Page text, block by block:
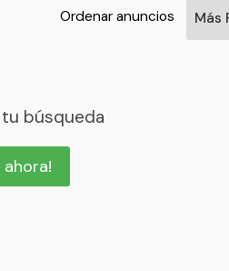
Ordenar anuncios
búsqueda